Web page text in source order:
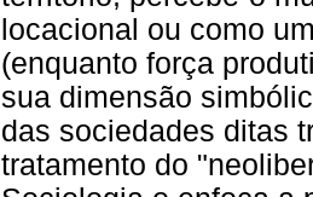
locacional ou como
(enquanto força
sua dimensão
das sociedades ditas
tratamento do